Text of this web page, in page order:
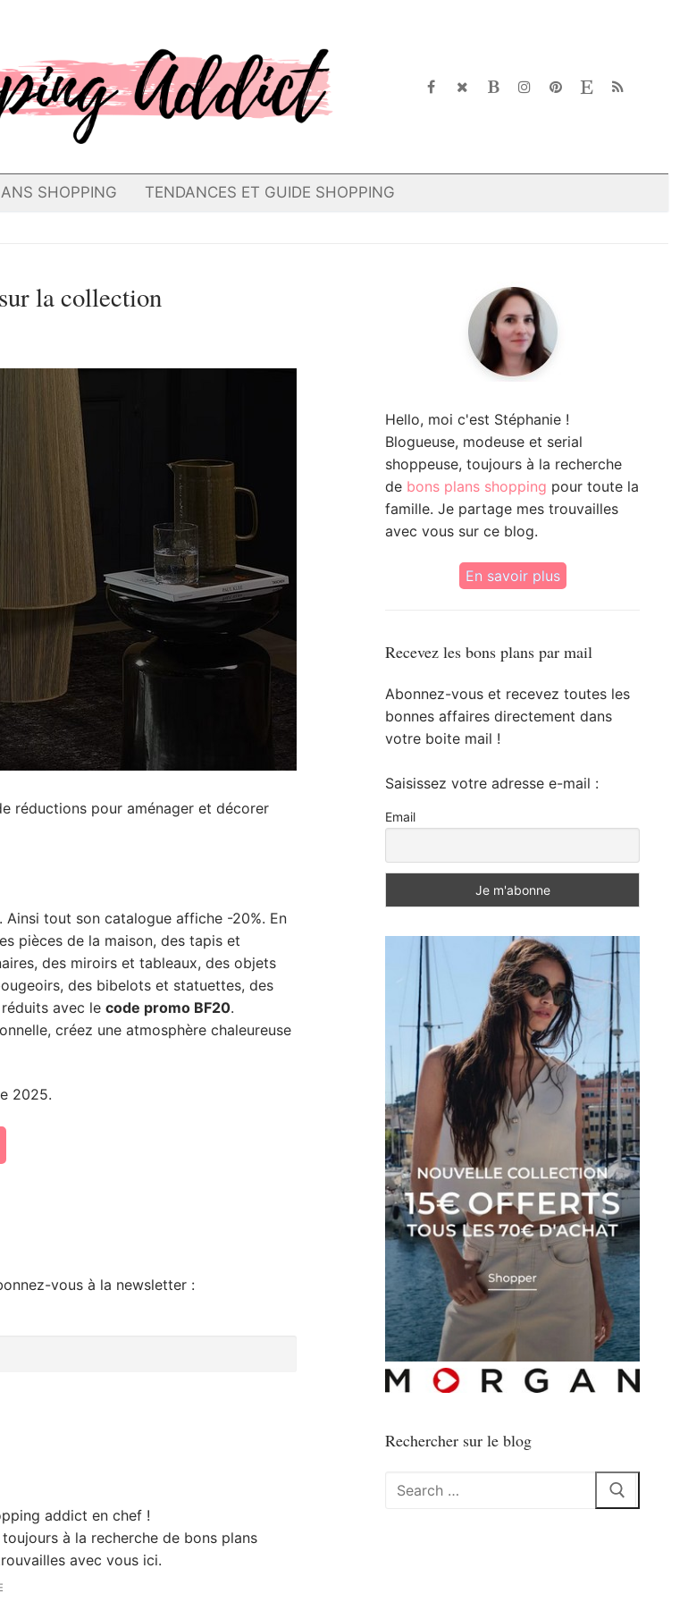
SHOPPING TENDANCES ET GUIDE SHOPPING
la collection
réductions pour aménager et décorer
Ainsi tout son catalogue affiche -20%. En
pièces de la maison, des tapis et
des miroirs et tableaux, des objets
des bibelots et statuettes, des
avec le code promo BF20.
créez une atmosphère chaleureuse
2025.
vous à la newsletter :
addict en chef !
à la recherche de bons plans
avec vous ici.
Hello, moi c'est Stéphanie !
Blogueuse, modeuse et serial
shoppeuse, toujours à la recherche
de bons plans shopping pour toute la
famille. Je partage mes trouvailles
avec vous sur ce blog.
En savoir plus
Recevez les bons plans par mail
Abonnez-vous et recevez toutes les
bonnes affaires directement dans
votre boite mail !
Saisissez votre adresse e-mail :
Email
Rechercher sur le blog
Rechercher